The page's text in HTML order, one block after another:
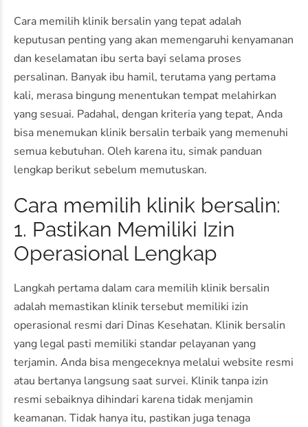
Cara memilih klinik bersalin yang tepat adalah
keputusan penting yang akan memengaruhi kenyamanan
dan keselamatan ibu serta bayi selama proses
persalinan. Banyak ibu hamil, terutama yang pertama
kali, merasa bingung menentukan tempat melahirkan
yang sesuai. Padahal, dengan kriteria yang tepat, Anda
bisa menemukan klinik bersalin terbaik yang memenuhi
semua kebutuhan. Oleh karena itu, simak panduan
lengkap berikut sebelum memutuskan.
Cara memilih klinik bersalin:
1. Pastikan Memiliki Izin
Operasional Lengkap
Langkah pertama dalam cara memilih klinik bersalin
adalah memastikan klinik tersebut memiliki izin
operasional resmi dari Dinas Kesehatan. Klinik bersalin
yang legal pasti memiliki standar pelayanan yang
terjamin. Anda bisa mengeceknya melalui website resmi
atau bertanya langsung saat survei. Klinik tanpa izin
resmi sebaiknya dihindari karena tidak menjamin
keamanan. Tidak hanya itu, pastikan juga tenaga